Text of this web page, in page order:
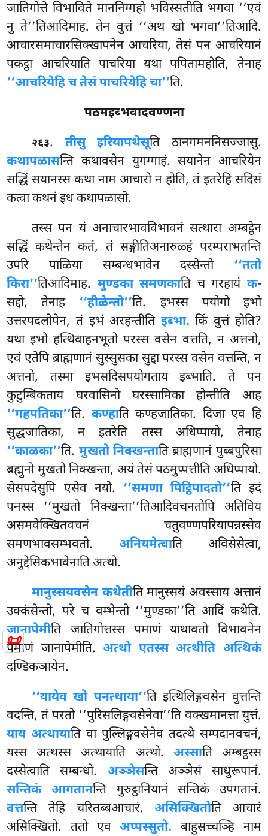
📜
जातिगोत्ते विभाविते माननिग्गहो भविस्सतीति भगवा ‘‘एवं
नु ते’’तिआदिमाह. तेन वुत्तं ‘‘अथ खो भगवा’’तिआदि.
आचारसमाचारसिक्खापनेन आचरिया, तेसं पन आचरियानं
पकट्ठा आचरियाति पाचरिया यथा पपितामहोति, तेनाह
‘‘आचरियेहि च तेसं पाचरियेहि चा’’ति.
पठमइब्भवादवण्णना
२६३. तीसु इरियापथेसूति ठानगमननिसज्जासु.
कथापळासन्ति कथावसेन युगग्गाहं. सयानेन आचरियेन
सद्धिं सयानस्स कथा नाम आचारो न होति, तं इतरेहि सदिसं
कत्वा कथनं इध कथापळासो.
तस्स पन यं अनाचारभावविभावनं सत्थारा अम्बट्ठेन
सद्धिं कथेन्तेन कतं, तं सङ्गीतिअनारुळ्हं परम्पराभतन्ति
उपरि पाळिया सम्बन्धभावेन दस्सेन्तो ‘‘ततो
किरा’’तिआदिमाह. मुण्डका समणकाति च गरहायं क-
सद्दो, तेनाह ‘‘हीळेन्तो’’ति. इभस्स पयोगो इभो
उत्तरपदलोपेन, तं इभं अरहन्तीति इब्भा. किं वुत्तं होति?
यथा इभो हत्थिवाहनभूतो परस्स वसेन वत्तति, न अत्तनो,
एवं एतेपि ब्राह्मणानं सुस्सुसका सुद्दा परस्स वसेन वत्तन्ति, न
अत्तनो, तस्मा इभसदिसपयोगताय इब्भाति. ते पन
कुटुम्बिकताय घरवासिनो घरस्सामिका होन्तीति आह
‘‘गहपतिका’’ति. कण्हाति कण्हजातिका. दिजा एव हि
सुद्धजातिका, न इतरेति तस्स अधिप्पायो, तेनाह
‘‘काळका’’ति. मुखतो निक्खन्ताति ब्राह्मणानं पुब्बपुरिसा
ब्रह्मुनो मुखतो निक्खन्ता, अयं तेसं पठमुप्पत्तीति अधिप्पायो.
सेसपदेसुपि एसेव नयो. ‘‘समणा पिट्ठिपादतो’’ति इदं
पनस्स ‘‘मुखतो निक्खन्ता’’तिआदिवचनतोपि अतिविय
असमवेक्खितवचनं चतुवण्णपरियापन्नस्सेव
समणभावसम्भवतो. अनियमेत्वाति अविसेसेत्वा,
अनुद्देसिकभावेनाति अत्थो.
मानुस्सयवसेन कथेतीति मानुस्सयं अवस्साय अत्तानं
उक्कंसेन्तो, परे च वम्भेन्तो ‘‘मुण्डका’’ति आदिं कथेति.
जानापेमीति जातिगोत्तस्स पमाणंयाथावतो विभावनेन
पमाणं जानापेमीति.अत्थो एतस्स अत्थीति अत्थिकं
दण्डिकञायेन.
‘‘यायेव खो पनत्थाया’’ति इत्थिलिङ्गवसेन वुत्तन्ति
वदन्ति, तं परतो ‘‘पुरिसलिङ्गवसेनेवा’’ति वक्खमानत्ता युत्तं.
याय अत्थायाति वा पुल्लिङ्गवसेनेव तदत्थे सम्पदानवचनं,
यस्स अत्थस्स अत्थायाति अत्थो. अस्साति अम्बट्ठस्स
दस्सेत्वाति सम्बन्धो. अञ्ञेसन्ति अञ्ञेसं साधुरूपानं.
सन्तिकं आगतानन्ति गुरुट्ठानियानं सन्तिकं उपगतानं.
वत्तन्ति तेहि चरितब्बआचारं.असिक्खितोति आचारं
असिक्खितो. ततो एवअप्पस्सुतो. बाहुसच्चञ्हि नाम